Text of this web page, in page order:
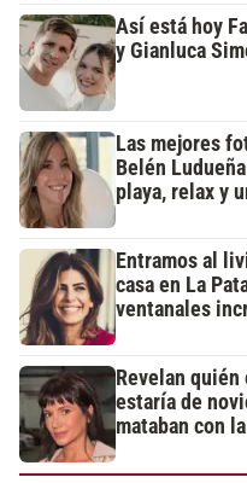
Así está hoy
y Gianluca
Las mejores
Belén
playa, relax y
Entramos al
casa en La
ventanales
Revelan
estaría de
mataban con